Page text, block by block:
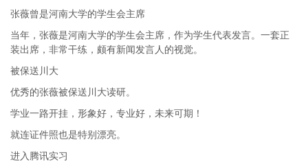
张薇曾是河南大学的学生会主席
当年，张薇是河南大学的学生会主席，作为学生代表发言。一套正
装出席，非常干练，颇有新闻发言人的视觉。
被保送川大
优秀的张薇被保送川大读研。
学业一路开挂，形象好，专业好，未来可期！
就连证件照也是特别漂亮。
进入腾讯实习